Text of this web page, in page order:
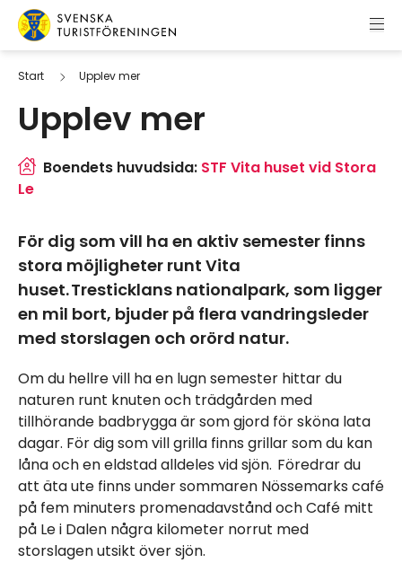
Hoppa till innehåll
Svenska Turistföreningen
Start Upplev mer
Upplev mer
Boendets huvudsida: STF Vita huset vid Stora
Le
För dig som vill ha en aktiv semester finns
stora möjligheter runt Vita
huset. Tresticklans nationalpark, som ligger
en mil bort, bjuder på flera vandringsleder
med storslagen och orörd natur.
Om du hellre vill ha en lugn semester hittar du
naturen runt knuten och trädgården med
tillhörande badbrygga är som gjord för sköna lata
dagar. För dig som vill grilla finns grillar som du kan
låna och en eldstad alldeles vid sjön. Föredrar du
att äta ute finns under sommaren Nössemarks café
på fem minuters promenadavstånd och Café mitt
på Le i Dalen några kilometer norrut med
storslagen utsikt över sjön.